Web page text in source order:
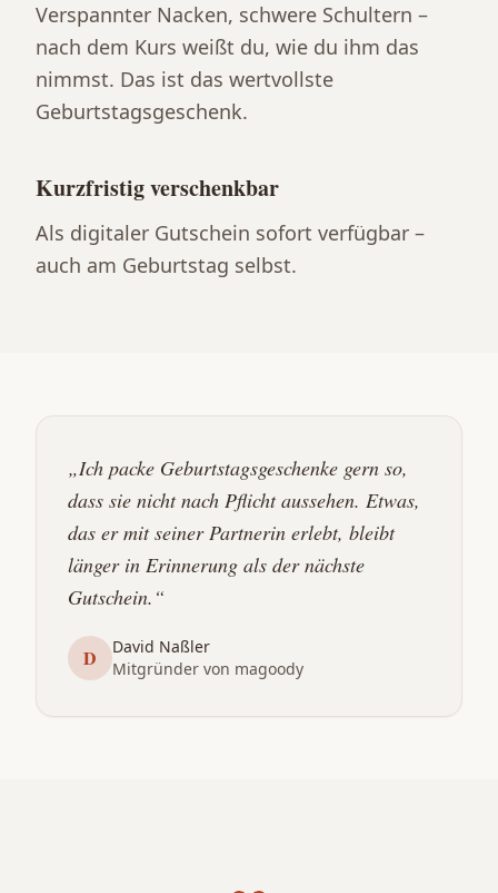
Verspannter Nacken, schwere Schultern –
nach dem Kurs weißt du, wie du ihm das
nimmst. Das ist das wertvollste
Geburtstagsgeschenk.
Kurzfristig verschenkbar
Als digitaler Gutschein sofort verfügbar –
auch am Geburtstag selbst.
„Ich packe Geburtstagsgeschenke gern so,
dass sie nicht nach Pflicht aussehen. Etwas,
das er mit seiner Partnerin erlebt, bleibt
länger in Erinnerung als der nächste
Gutschein.“
D
David Naßler
Mitgründer von magoody